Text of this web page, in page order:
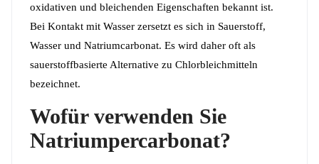
oxidativen und bleichenden Eigenschaften bekannt ist.
Bei Kontakt mit Wasser zersetzt es sich in Sauerstoff,
Wasser und Natriumcarbonat. Es wird daher oft als
sauerstoffbasierte Alternative zu Chlorbleichmitteln
bezeichnet.
Wofür verwenden Sie
Natriumpercarbonat?